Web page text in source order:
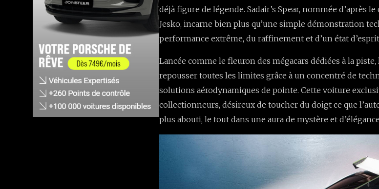
déjà figure de légende. Sadair’s Spear, nommée d’après
Jesko, incarne bien plus qu’une simple démonstration
performance extrême, du raffinement et d’un état
Lancée comme le fleuron des mégacars dédiées à la piste,
repousser toutes les limites grâce à un concentré de
solutions aérodynamiques de pointe. Cette voiture
collectionneurs, désireux de toucher du doigt ce que
plus abouti, le tout dans une aura de mystère et